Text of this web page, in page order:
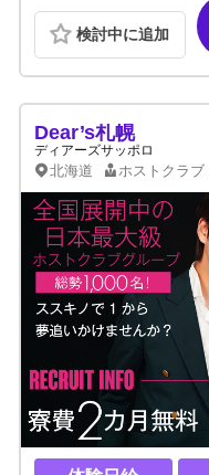
検討中に追加
Dear’s札幌
ディアーズサッポロ
北海道 ホストクラブ